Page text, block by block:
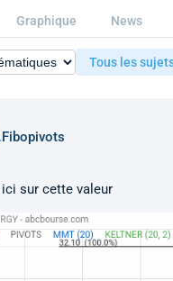
Graphique News
Tous les
Fibopivots
sur cette valeur